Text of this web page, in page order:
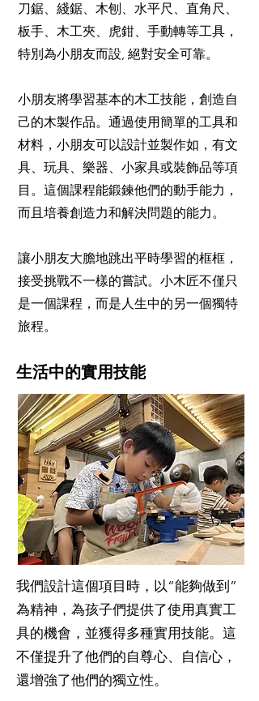
刀鋸、綫鋸、木刨、水平尺、直角尺、
板手、木工夾、虎鉗、手動轉等工具，
特別為小朋友而設, 絕對安全可靠。
小朋友將學習基本的木工技能，創造自
己的木製作品。通過使用簡單的工具和
材料，小朋友可以設計並製作如，有文
具、玩具、樂器、小家具或裝飾品等項
目。這個課程能鍛鍊他們的動手能力，
而且培養創造力和解決問題的能力。
讓小朋友大膽地跳出平時學習的框框，
接受挑戰不一樣的嘗試。小木匠不僅只
是一個課程，而是人生中的另一個獨特
旅程。
生活中的實用技能
我們設計這個項目時，以“能夠做到”
為精神，為孩子們提供了使用真實工
具的機會，並獲得多種實用技能。這
不僅提升了他們的自尊心、自信心，
還增強了他們的獨立性。